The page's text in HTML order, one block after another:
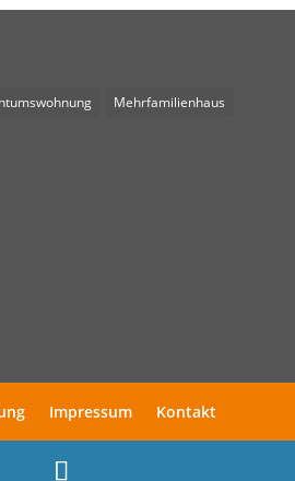
Mehrfamilienhaus
Impressum Kontakt